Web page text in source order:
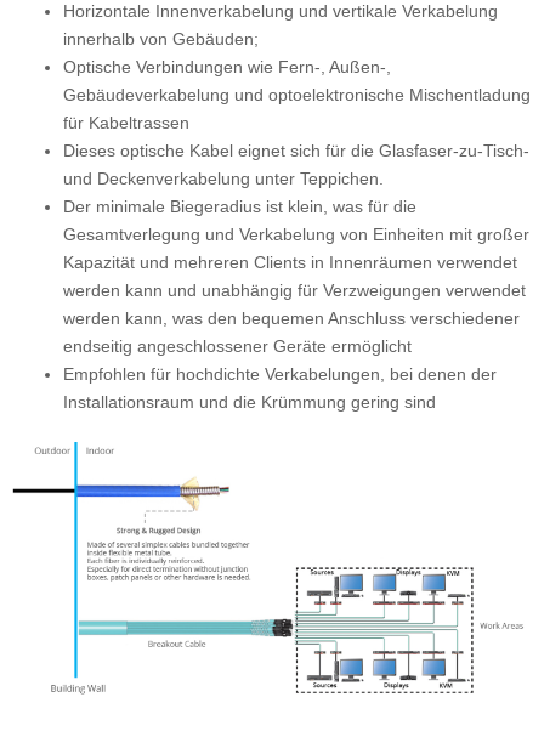
Horizontale Innenverkabelung und vertikale Verkabelung
innerhalb von Gebäuden;
Optische Verbindungen wie Fern-, Außen-,
Gebäudeverkabelung und optoelektronische Mischentladung
für Kabeltrassen
Dieses optische Kabel eignet sich für die Glasfaser-zu-Tisch-
und Deckenverkabelung unter Teppichen.
Der minimale Biegeradius ist klein, was für die
Gesamtverlegung und Verkabelung von Einheiten mit großer
Kapazität und mehreren Clients in Innenräumen verwendet
werden kann und unabhängig für Verzweigungen verwendet
werden kann, was den bequemen Anschluss verschiedener
endseitig angeschlossener Geräte ermöglicht
Empfohlen für hochdichte Verkabelungen, bei denen der
Installationsraum und die Krümmung gering sind